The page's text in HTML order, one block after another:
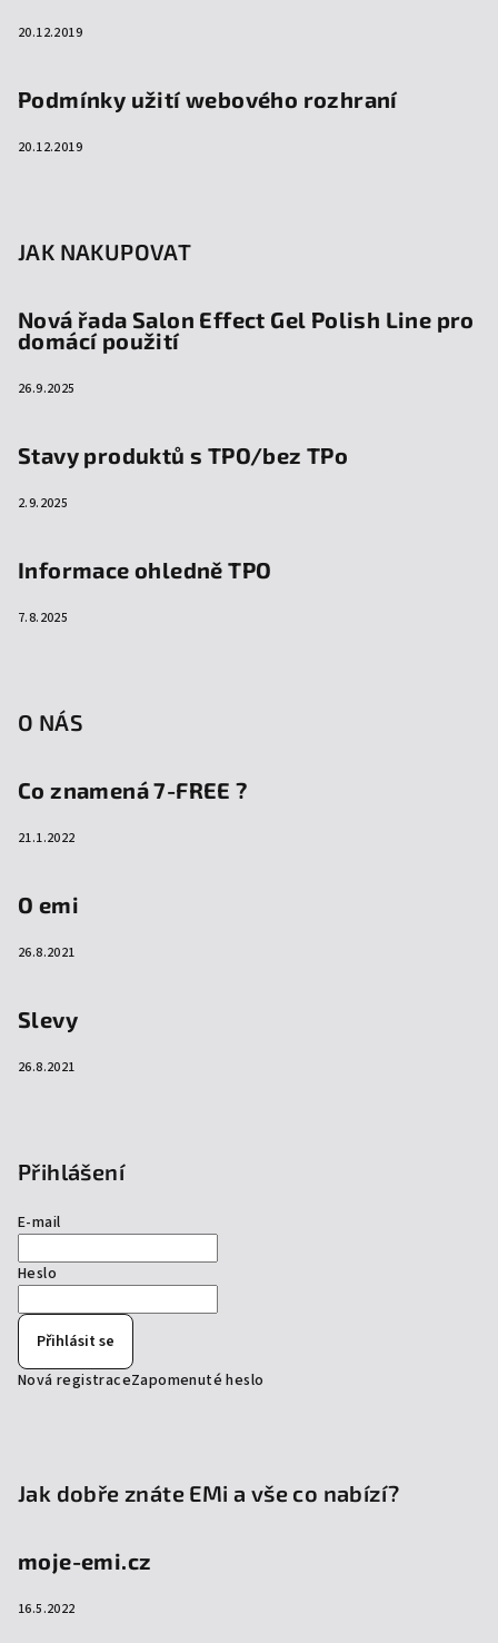
20.12.2019
Podmínky užití webového rozhraní
20.12.2019
JAK NAKUPOVAT
Nová řada Salon Effect Gel Polish Line pro
domácí použití
26.9.2025
Stavy produktů s TPO/bez TPo
2.9.2025
Informace ohledně TPO
7.8.2025
O NÁS
Co znamená 7-FREE ?
21.1.2022
O emi
26.8.2021
Slevy
26.8.2021
Přihlášení
E-mail
Heslo
Přihlásit se
Nová registraceZapomenuté heslo
Jak dobře znáte EMi a vše co nabízí?
moje-emi.cz
16.5.2022